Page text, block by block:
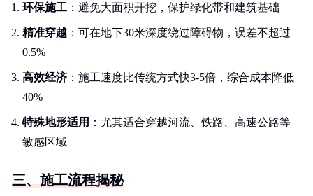
环保施工 ：避免大面积开挖，保护绿化带和建筑基础
精准穿越 ：可在地下30米深度绕过障碍物，误差不超过
0.5%
高效经济：施工速度比传统方式快3-5倍，综合成本降低
40%
特殊地形适用 ：尤其适合穿越河流、铁路、高速公路等
敏感区域
三、施工流程揭秘